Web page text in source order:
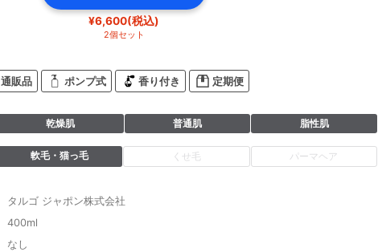
¥6,600(税込)
2個セット
通販品 ポンプ式 香り付き 定期便
乾燥肌 普通肌 脂性肌
軟毛・猫っ毛 くせ毛 パーマヘア
タルゴ ジャポン株式会社
400ml
なし